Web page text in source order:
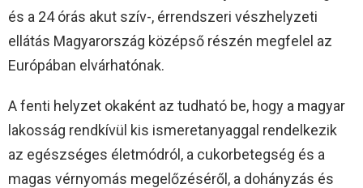
és a 24 órás akut szív-, érrendszeri vészhelyzeti
ellátás Magyarország középső részén megfelel az
Európában elvárhatónak.
A fenti helyzet okaként az tudható be, hogy a magyar
lakosság rendkívül kis ismeretanyaggal rendelkezik
az egészséges életmódról, a cukorbetegség és a
magas vérnyomás megelőzéséről, a dohányzás és